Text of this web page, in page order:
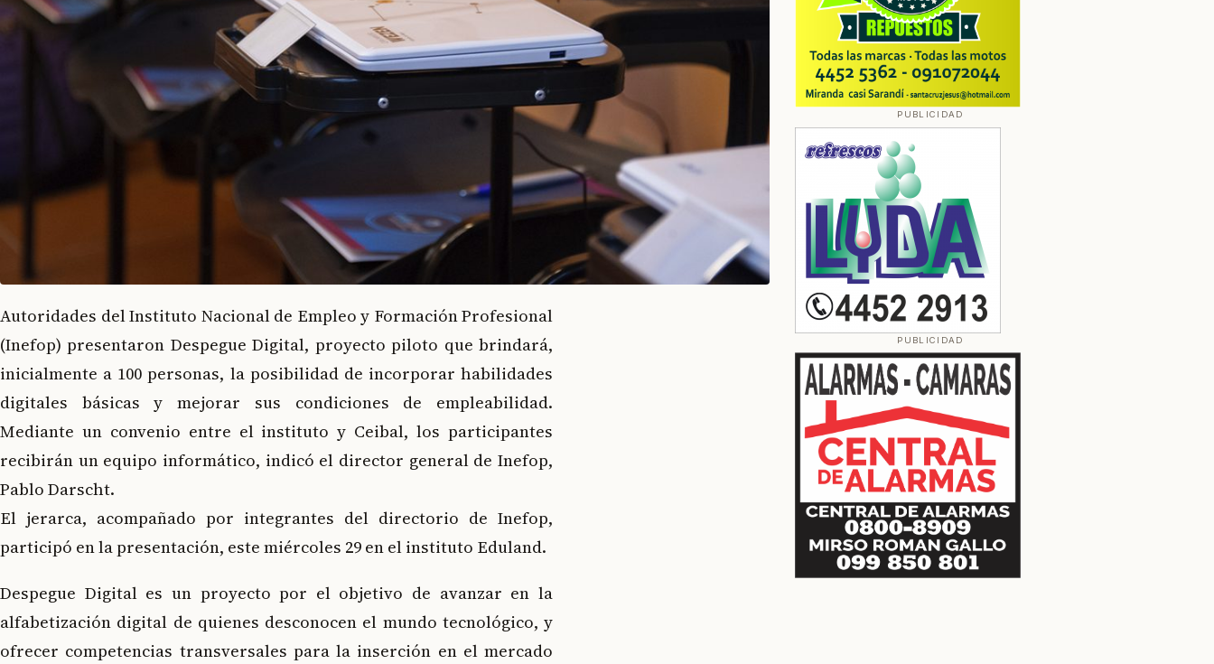
Autoridades del Instituto Nacional de Empleo y Formación Profesional
(Inefop) presentaron Despegue Digital, proyecto piloto que brindará,
inicialmente a 100 personas, la posibilidad de incorporar habilidades
digitales básicas y mejorar sus condiciones de empleabilidad.
Mediante un convenio entre el instituto y Ceibal, los participantes
recibirán un equipo informático, indicó el director general de Inefop,
Pablo Darscht.
El jerarca, acompañado por integrantes del directorio de Inefop,
participó en la presentación, este miércoles 29 en el instituto Eduland.
Despegue Digital es un proyecto por el objetivo de avanzar en la
alfabetización digital de quienes desconocen el mundo tecnológico, y
ofrecer competencias transversales para la inserción en el mercado